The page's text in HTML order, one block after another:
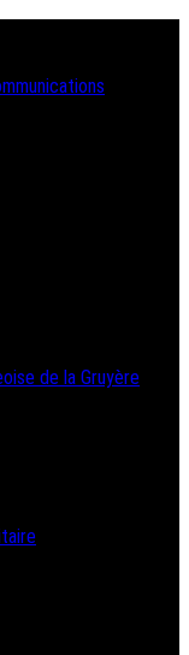
de la Gruyère